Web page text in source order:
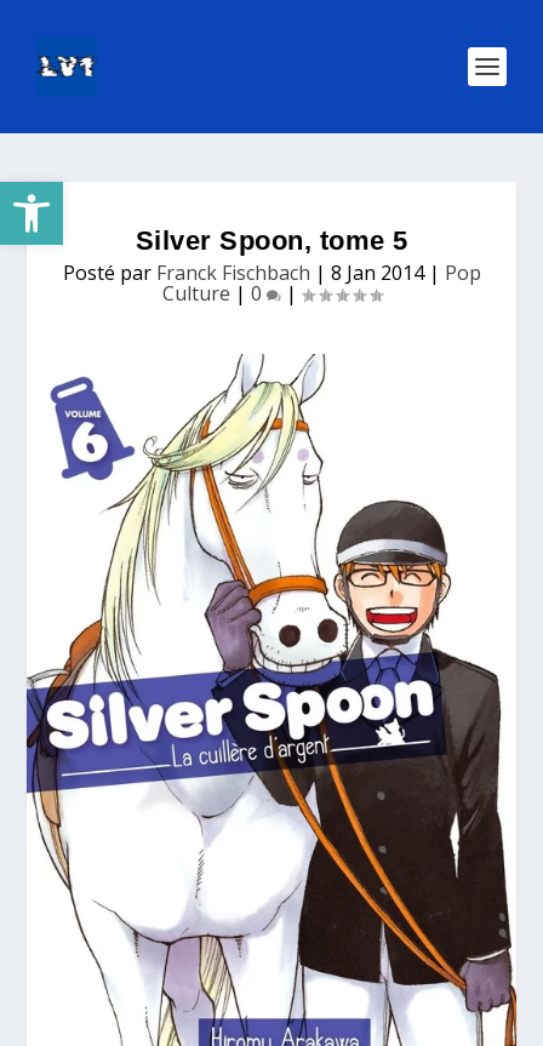
Ouvrir la barre d’outils
Silver Spoon, tome 5
Posté par Franck Fischbach | 8 Jan 2014| Pop
Culture | 0 |